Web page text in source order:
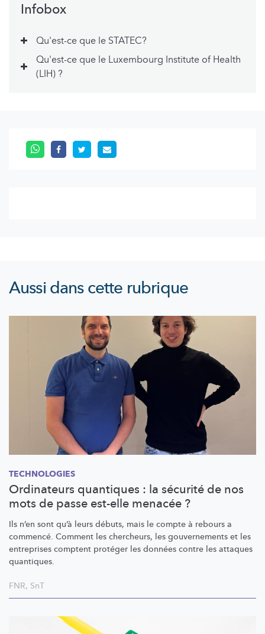
Infobox
Qu'est-ce que le STATEC?
Qu'est-ce que le Luxembourg Institute of Health
(LIH) ?
Aussi dans cette rubrique
TECHNOLOGIES
Ordinateurs quantiques : la sécurité de nos
mots de passe est-elle menacée ?
Ils n’en sont qu’à leurs débuts, mais le compte à rebours a
commencé. Comment les chercheurs, les gouvernements et les
entreprises comptent protéger les données contre les attaques
quantiques.
FNR, SnT